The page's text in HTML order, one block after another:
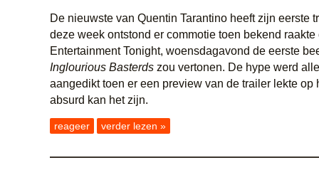
De nieuwste van Quentin Tarantino heeft zijn eerste
deze week ontstond er commotie toen bekend raakte
Entertainment Tonight, woensdagavond de eerste
Inglourious Basterds zou vertonen. De hype werd
aangedikt toen er een preview van de trailer lekte op
absurd kan het zijn.
reageer verder lezen »